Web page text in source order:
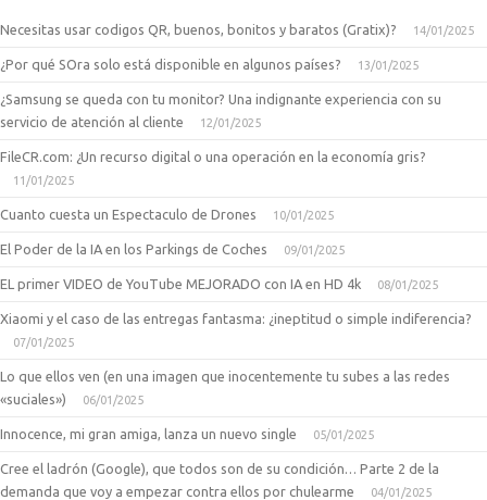
Necesitas usar codigos QR, buenos, bonitos y baratos (Gratix)? 14/01/2025
¿Por qué SOra solo está disponible en algunos países? 13/01/2025
¿Samsung se queda con tu monitor? Una indignante experiencia con su
servicio de atención al cliente
12/01/2025
FileCR.com: ¿Un recurso digital o una operación en la economía gris?
11/01/2025
Cuanto cuesta un Espectaculo de Drones 10/01/2025
El Poder de la IA en los Parkings de Coches 09/01/2025
EL primer VIDEO de YouTube MEJORADO con IA en HD 4k 08/01/2025
Xiaomi y el caso de las entregas fantasma: ¿ineptitud o simple indiferencia?
07/01/2025
Lo que ellos ven (en una imagen que inocentemente tu subes a las redes
«suciales»)
06/01/2025
Innocence, mi gran amiga, lanza un nuevo single 05/01/2025
Cree el ladrón (Google), que todos son de su condición… Parte 2 de la
demanda que voy a empezar contra ellos por chulearme
04/01/2025